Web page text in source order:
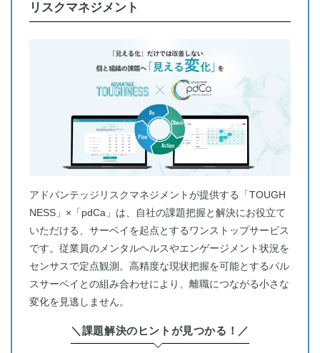
リスクマネジメント
アドバンテッジリスクマネジメントが提供する「TOUGH
NESS」×「pdCa」は、自社の課題把握と解決にお役立て
いただける、サーベイを起点とするワンストップサービス
です。従業員のメンタルヘルスやエンゲージメント状況を
センサスで定点観測。高精度な現状把握を可能とするパル
スサーベイとの組み合わせにより、離職につながる小さな
変化を見逃しません。
＼課題解決のヒントが見つかる！／